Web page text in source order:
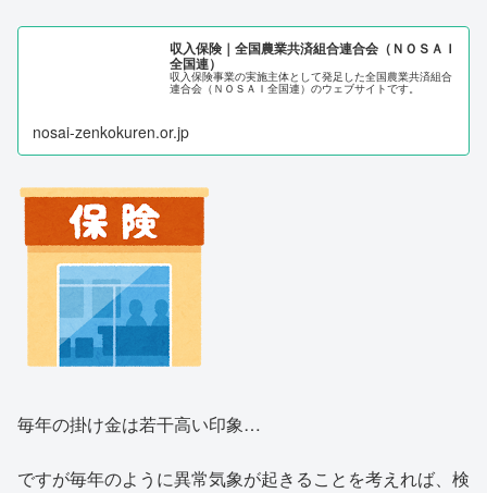
収入保険｜全国農業共済組合連合会（ＮＯＳＡＩ
全国連）
収入保険事業の実施主体として発足した全国農業共済組合
連合会（ＮＯＳＡＩ全国連）のウェブサイトです。
nosai-zenkokuren.or.jp
毎年の掛け金は若干高い印象…
ですが毎年のように異常気象が起きることを考えれば、検